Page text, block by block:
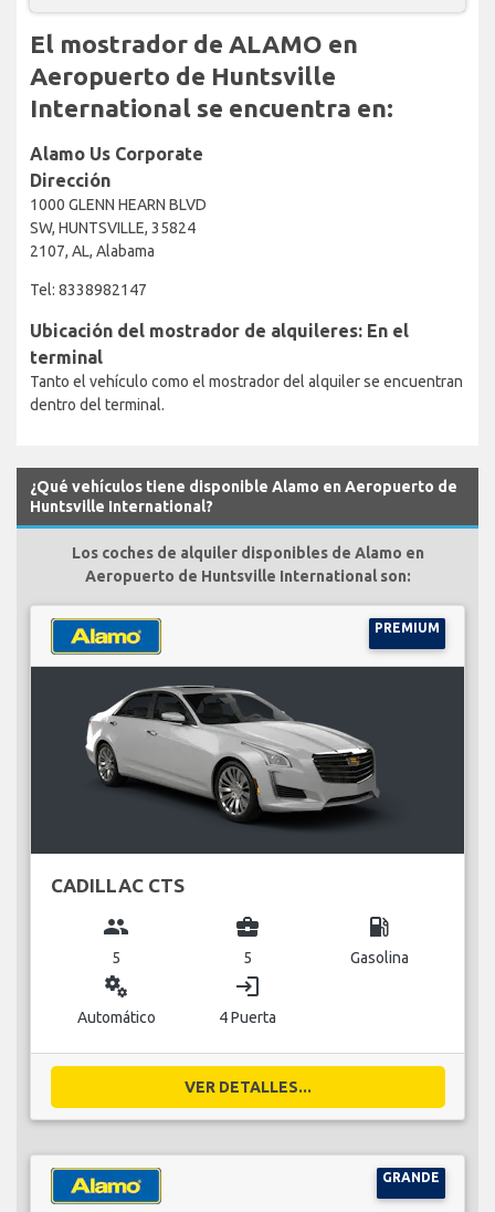
El mostrador de ALAMO en
Aeropuerto de Huntsville
International se encuentra en:
Alamo Us Corporate
Dirección
1000 GLENN HEARN BLVD
SW, HUNTSVILLE, 35824
2107, AL, Alabama
Tel: 8338982147
Ubicación del mostrador de alquileres: En el
terminal
Tanto el vehículo como el mostrador del alquiler se encuentran
dentro del terminal.
¿Qué vehículos tiene disponible Alamo en Aeropuerto de
Huntsville International?
Los coches de alquiler disponibles de Alamo en
Aeropuerto de Huntsville International son:
PREMIUM
CADILLAC CTS
group
5
business_center
5
local_gas_station
Gasolina
miscellaneous_services
Automático
login
4 Puerta
VER DETALLES...
GRANDE